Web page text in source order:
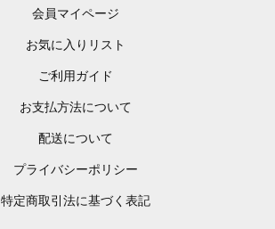
会員マイページ
お気に入りリスト
ご利用ガイド
お支払方法について
配送について
プライバシーポリシー
特定商取引法に基づく表記